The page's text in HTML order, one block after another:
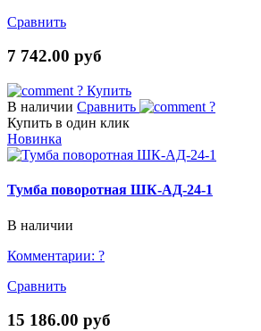
Сравнить
7 742.00 руб
? Купить
В наличии Сравнить
?
Купить в один клик
Новинка
Тумба поворотная ШК-АД-24-1
В наличии
Комментарии: ?
Сравнить
15 186.00 руб